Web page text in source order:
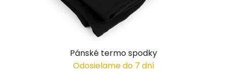
Pánské termo spodky
Odosielame do 7 dní